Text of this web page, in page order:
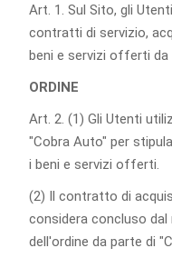
Art. 1. Sul Sito, gli
contratti di servizio,
beni e servizi offerti da
ORDINE
Art. 2. (1) Gli Utenti
"Cobra Auto" per
i beni e servizi offerti.
(2) Il contratto di
considera concluso
dell'ordine da parte di